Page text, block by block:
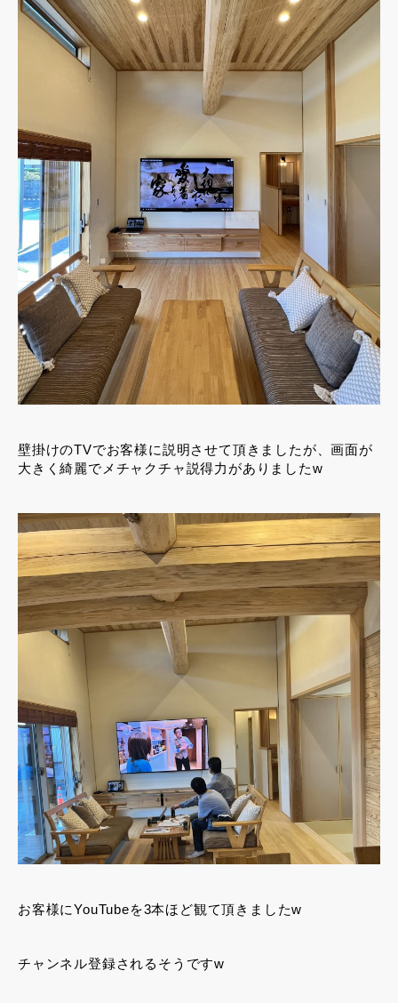
壁掛けのTVでお客様に説明させて頂きましたが、画面が
大きく綺麗でメチャクチャ説得力がありましたw
お客様にYouTubeを3本ほど観て頂きましたw
チャンネル登録されるそうですw